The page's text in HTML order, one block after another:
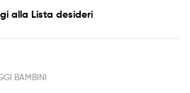
alla Lista desideri
BAMBINI